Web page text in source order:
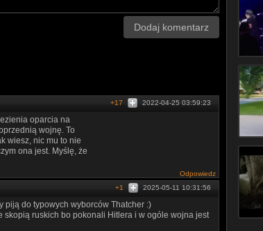
Dodaj komentarz
2022-04-25 03:59:23
+17
oparcia na
wojnę. To
wiesz, nic mu to nie
ona jest. Myślę, że
Odpowiedz
2025-05-11 10:31:56
+1
piją do typowych wyborców Thatcher :)
skopią ruskich bo pokonali Hitlera i w ogóle wojna jest